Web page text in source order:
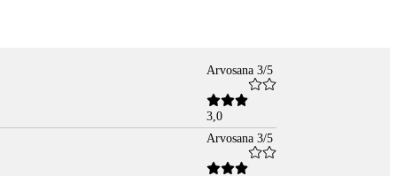
Arvosana 3/5
3,0
Arvosana 3/5